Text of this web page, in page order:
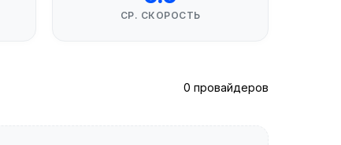
СР. СКОРОСТЬ
0 провайдеров